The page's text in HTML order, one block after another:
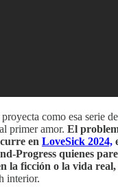
como esa serie
primer amor. El
en LoveSick 2024,
Progress quienes
la ficción o la vida real,
interior.